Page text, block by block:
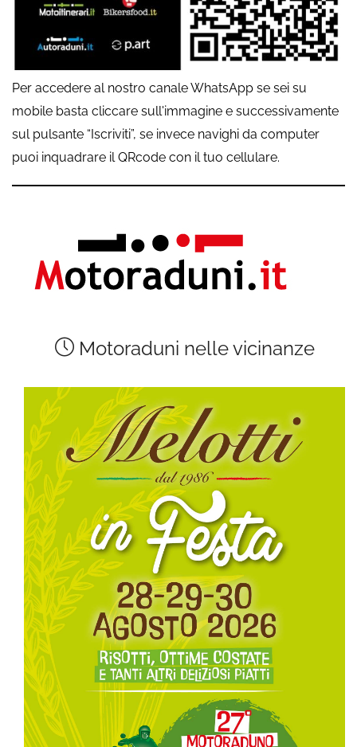
Per accedere al nostro canale WhatsApp se sei su
mobile basta cliccare sull'immagine e successivamente
sul pulsante “Iscriviti”, se invece navighi da computer
puoi inquadrare il QRcode con il tuo cellulare.
Motoraduni nelle vicinanze